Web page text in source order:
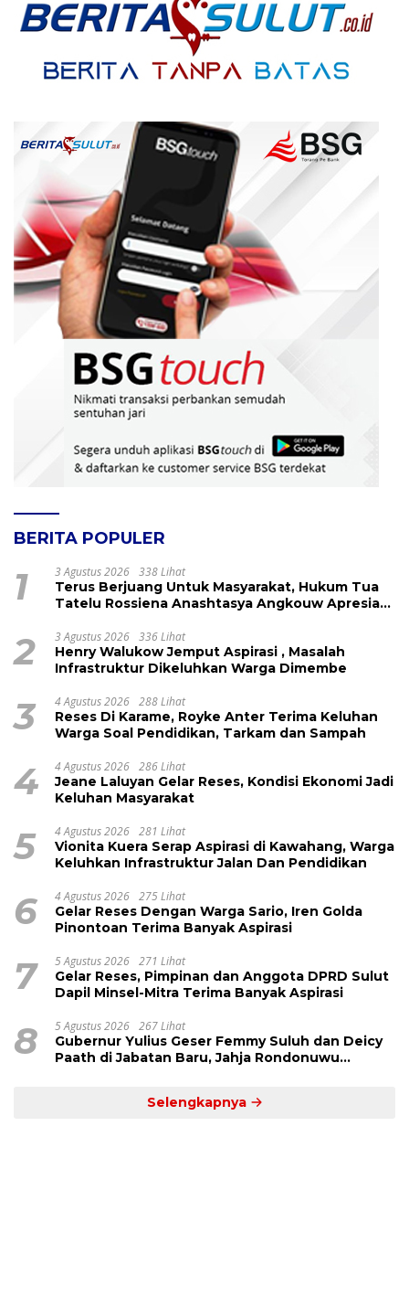
BERITA POPULER
1 3 Agustus 2026 338 Lihat
Terus Berjuang Untuk Masyarakat, Hukum Tua
Tatelu Rossiena Anashtasya Angkouw Apresiasi
2 3 Agustus 2026 336 Lihat
Henry Walukow Jemput Aspirasi , Masalah
Infrastruktur Dikeluhkan Warga Dimembe
3 4 Agustus 2026 288 Lihat
Reses Di Karame, Royke Anter Terima Keluhan
Warga Soal Pendidikan, Tarkam dan Sampah
4 4 Agustus 2026 286 Lihat
Jeane Laluyan Gelar Reses, Kondisi Ekonomi Jadi
Keluhan Masyarakat
5 4 Agustus 2026 281 Lihat
Vionita Kuera Serap Aspirasi di Kawahang, Warga
Keluhkan Infrastruktur Jalan Dan Pendidikan
6 4 Agustus 2026 275 Lihat
Gelar Reses Dengan Warga Sario, Iren Golda
Pinontoan Terima Banyak Aspirasi
7 5 Agustus 2026 271 Lihat
Gelar Reses, Pimpinan dan Anggota DPRD Sulut
Dapil Minsel-Mitra Terima Banyak Aspirasi
8 5 Agustus 2026 267 Lihat
Gubernur Yulius Geser Femmy Suluh dan Deicy
Paath di Jabatan Baru, Jahja Rondonuwu
Selengkapnya